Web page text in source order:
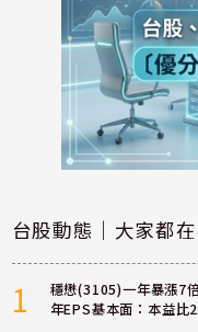
台股動態｜大家都
1
穩懋(3105)一年暴漲7
年EPS基本面：本益比